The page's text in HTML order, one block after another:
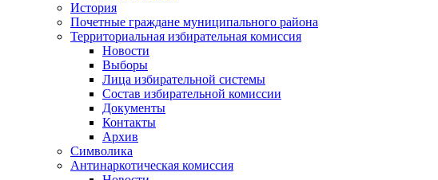
История
Почетные граждане муниципального района
Территориальная избирательная комиссия
Новости
Выборы
Лица избирательной системы
Состав избирательной комиссии
Документы
Контакты
Архив
Символика
Антинаркотическая комиссия